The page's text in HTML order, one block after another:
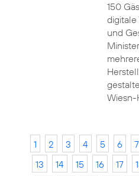
150
und
Wiesn-
1 2 3 4 5 6 7
13
14 15 16 17